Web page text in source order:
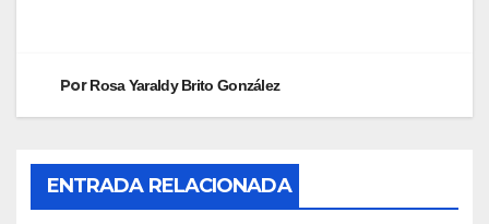
PorRosa Yaraldy Brito González
ENTRADA RELACIONADA